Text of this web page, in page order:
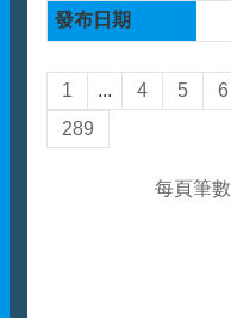
1 ... 4 5 6
289
每頁筆數